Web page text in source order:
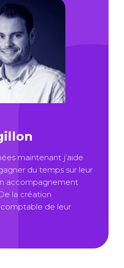
maintenant j’aide
du temps sur leur
accompagnement
la création
comptable de leur